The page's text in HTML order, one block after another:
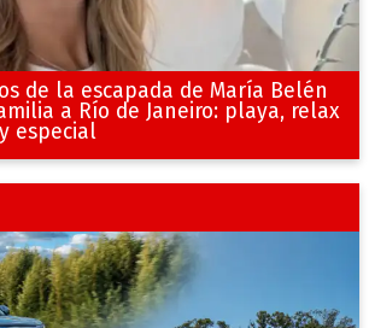
de la escapada de María Belén
a Río de Janeiro: playa, relax
especial